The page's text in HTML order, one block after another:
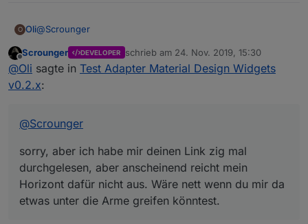
O Oli@Scrounger
sorry, aber ich habe mir deinen Link zig mal durchgelesen,
aber anscheinend reicht mein Horizont dafür nicht aus.
Wäre nett wenn du mir da etwas unter die Arme greifen
Was müsste ich in der Option 'time formats of x-axis'
dass man die Höhe nicht ändern kann, ist das nur bei mir
Offline
Scrounger DEVELOPER schrieb am 24. Nov. 2019, 15:30
zuletzt editiert von
@Oli sagte in Test Adapter Material Design Widgets
v0.2.x:
@Scrounger
sorry, aber ich habe mir deinen Link zig mal
durchgelesen, aber anscheinend reicht mein
Horizont dafür nicht aus. Wäre nett wenn du mir da
etwas unter die Arme greifen könntest.